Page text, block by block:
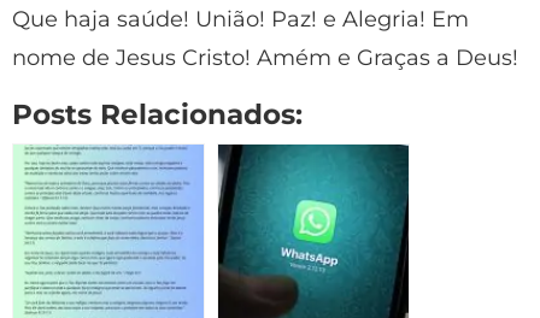
Que haja saúde! União! Paz! e Alegria! Em
nome de Jesus Cristo! Amém e Graças a Deus!
Posts Relacionados: